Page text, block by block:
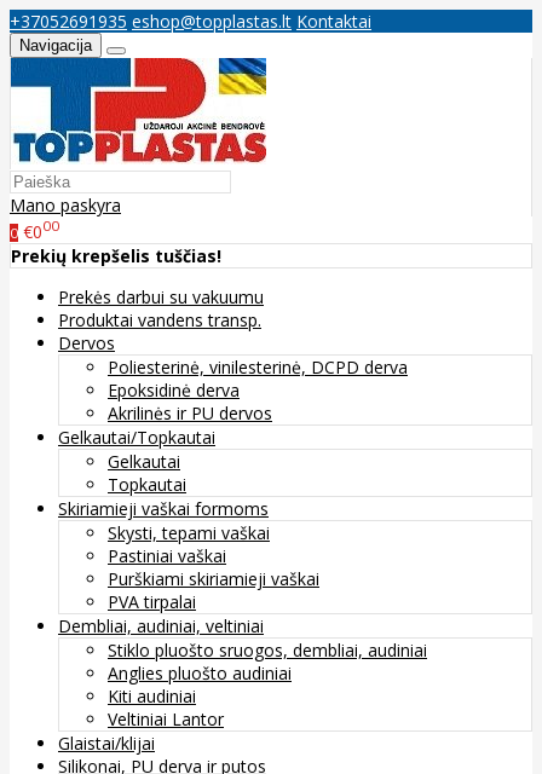
+37052691935 eshop@topplastas.lt Kontaktai
Navigacija
Mano paskyra
0 €000
Prekių krepšelis tuščias!
Prekės darbui su vakuumu
Produktai vandens transp.
Dervos
Poliesterinė, vinilesterinė, DCPD derva
Epoksidinė derva
Akrilinės ir PU dervos
Gelkautai/Topkautai
Gelkautai
Topkautai
Skiriamieji vaškai formoms
Skysti, tepami vaškai
Pastiniai vaškai
Purškiami skiriamieji vaškai
PVA tirpalai
Dembliai, audiniai, veltiniai
Stiklo pluošto sruogos, dembliai, audiniai
Anglies pluošto audiniai
Kiti audiniai
Veltiniai Lantor
Glaistai/klijai
Silikonai, PU derva ir putos